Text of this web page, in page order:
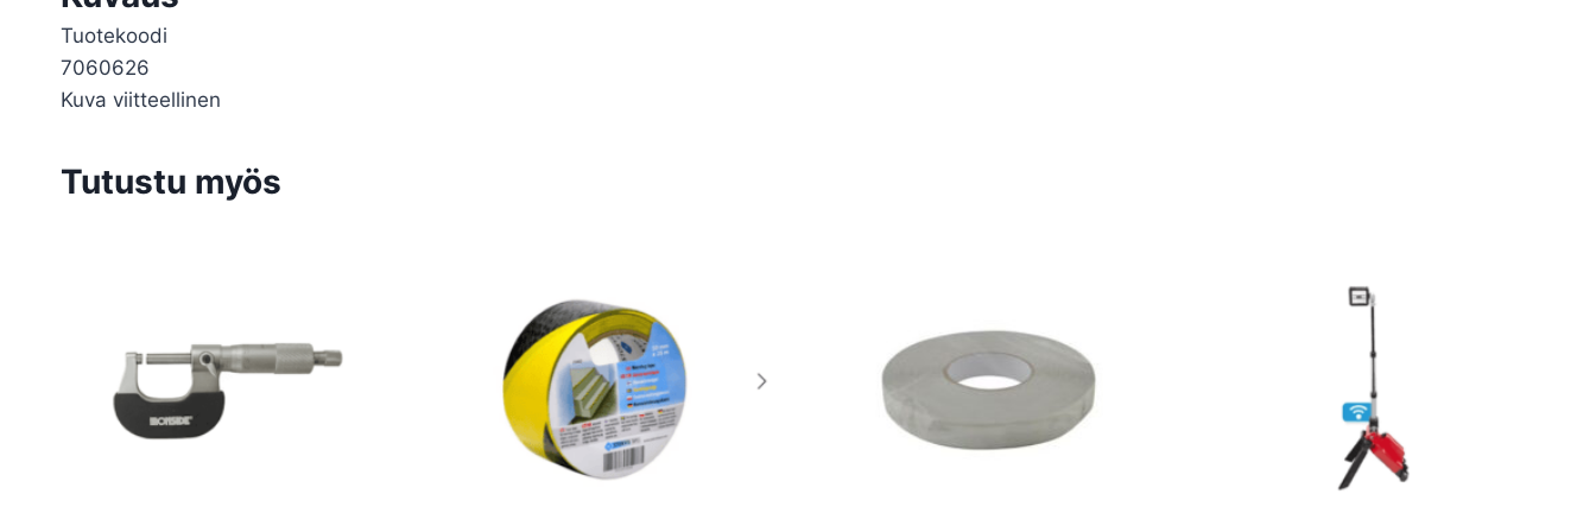
Tuotekoodi
7060626
Kuva viitteellinen
Tutustu myös